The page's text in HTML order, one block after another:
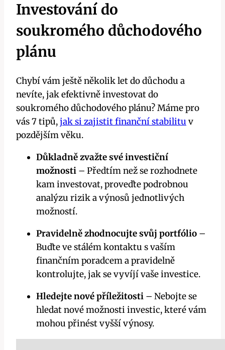
Investování do
soukromého důchodového
plánu
Chybí vám ještě několik let do důchodu a
nevíte, jak efektivně investovat do
soukromého důchodového plánu? Máme pro
vás 7 tipů,jak si zajistit finanční stabilitu v
pozdějším věku.
Důkladně zvažte své investiční
možnosti – Předtím než se rozhodnete
kam investovat, proveďte podrobnou
analýzu rizik a výnosů jednotlivých
možností.
Pravidelně zhodnocujte svůj portfólio –
Buďte ve stálém kontaktu s vaším
finančním poradcem a pravidelně
kontrolujte, jak se vyvíjí vaše investice.
Hledejte nové příležitosti – Nebojte se
hledat nové možnosti investic, které vám
mohou přinést vyšší výnosy.